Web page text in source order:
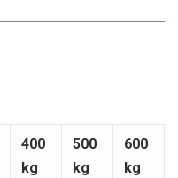
400
kg
500
kg
600
kg